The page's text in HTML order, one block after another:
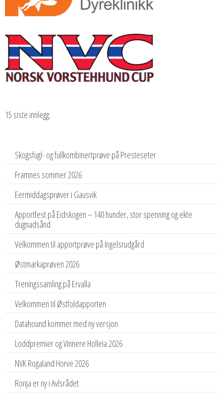
15 siste innlegg:
Skogsfugl- og fullkombinertprøve på Presteseter
Framnes sommer 2026
Eermiddagsprøver i Gausvik
Apportfest på Eidskogen – 140 hunder, stor spenning og ekte
dugnadsånd
Velkommen til apportprøve på Ingelsrudgård
Østmarkaprøven 2026
Treningssamling på Ervalla
Velkommen til Østfoldapporten
Datahound kommer med ny versjon
Loddpremier og Vinnere Holleia 2026
NVK Rogaland Horve 2026
Ronja er ny i Avlsrådet